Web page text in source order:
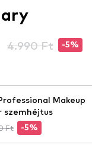
4.990 Ft -5%
Makeup
szemhéjtus
Ft -5%